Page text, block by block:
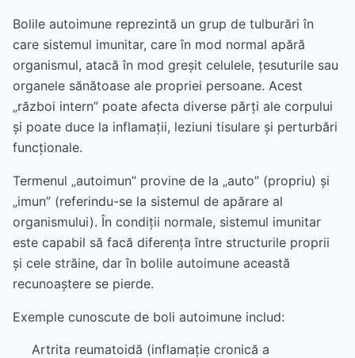
Bolile autoimune reprezintă un grup de tulburări în
care sistemul imunitar, care în mod normal apără
organismul, atacă în mod greșit celulele, țesuturile sau
organele sănătoase ale propriei persoane. Acest
„război intern” poate afecta diverse părți ale corpului
și poate duce la inflamații, leziuni tisulare și perturbări
funcționale.
Termenul „autoimun” provine de la „auto” (propriu) și
„imun” (referindu-se la sistemul de apărare al
organismului). În condiții normale, sistemul imunitar
este capabil să facă diferența între structurile proprii
și cele străine, dar în bolile autoimune această
recunoaștere se pierde.
Exemple cunoscute de boli autoimune includ:
Artrita reumatoidă (inflamație cronică a